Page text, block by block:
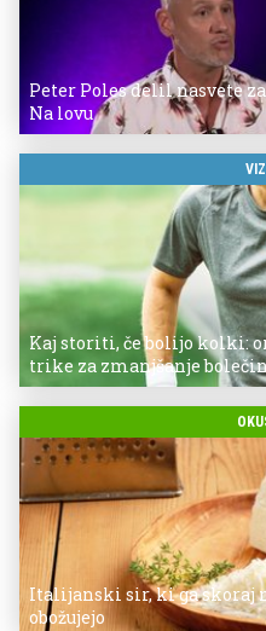
Peter Poles delil nasvete
Na lovu
Kaj storiti, če bolijo kolki:
trike za zmanjšanje
Italijanski sir, ki ga skoraj
obožujejo